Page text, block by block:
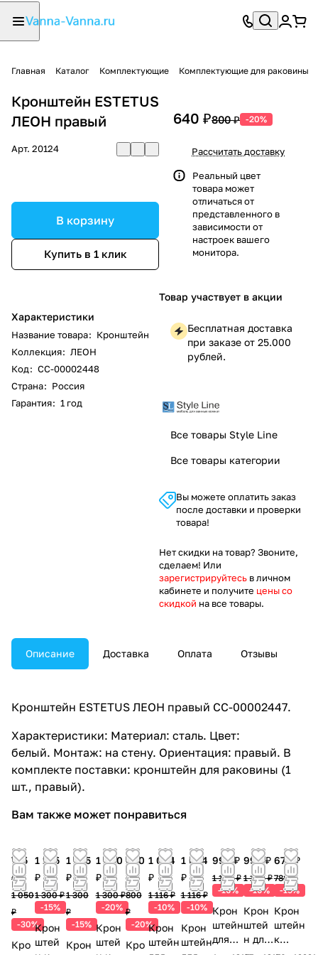
Главная Каталог Комплектующие Комплектующие для раковины
Кронштейн ESTETUS
ЛЕОН правый
Арт. 20124
В корзину
Купить в 1 клик
Характеристики
Название товара: Кронштейн
Коллекция: ЛЕОН
Код: СС-00002448
Страна: Россия
Гарантия: 1 год
640 ₽800 ₽ -20%
Рассчитать доставку
Реальный цвет
товара может
отличаться от
представленного в
зависимости от
настроек вашего
монитора.
Товар участвует в акции
Бесплатная доставка
при заказе от 25.000
рублей.
Все товары Style Line
Все товары категории
Вы можете оплатить заказ
после доставки и проверки
товара!
Нет скидки на товар? Звоните,
сделаем! Или
зарегистрируйтесь в личном
кабинете и получите цены со
скидкой на все товары.
Описание Доставка Оплата Отзывы
Кронштейн ESTETUS ЛЕОН правый СС-00002447.
Характеристики: Материал: сталь. Цвет:
белый. Монтаж: на стену. Ориентация: правый. В
комплекте поставки: кронштейн для раковины (1
шт., правый).
Вам также может понравиться
735
₽
1 050
₽
-30%
Кро
1 105
₽
1 300 ₽
-15%
Крон
штей
1 105
₽
1 300
₽
-15%
Крон
1 040
₽
1 300 ₽
-20%
Крон
штей
640
₽
800
₽
-20%
Кро
1 004
₽
1 116 ₽
-10%
Крон
штейн
1 004
₽
1 116 ₽
-10%
Крон
штейн
990 ₽
1 100 ₽
-10%
Крон
штейн
для
990 ₽
1 100 ₽
-10%
Крон
штей
н для
670 ₽
788 ₽
-15%
Крон
штейн
к